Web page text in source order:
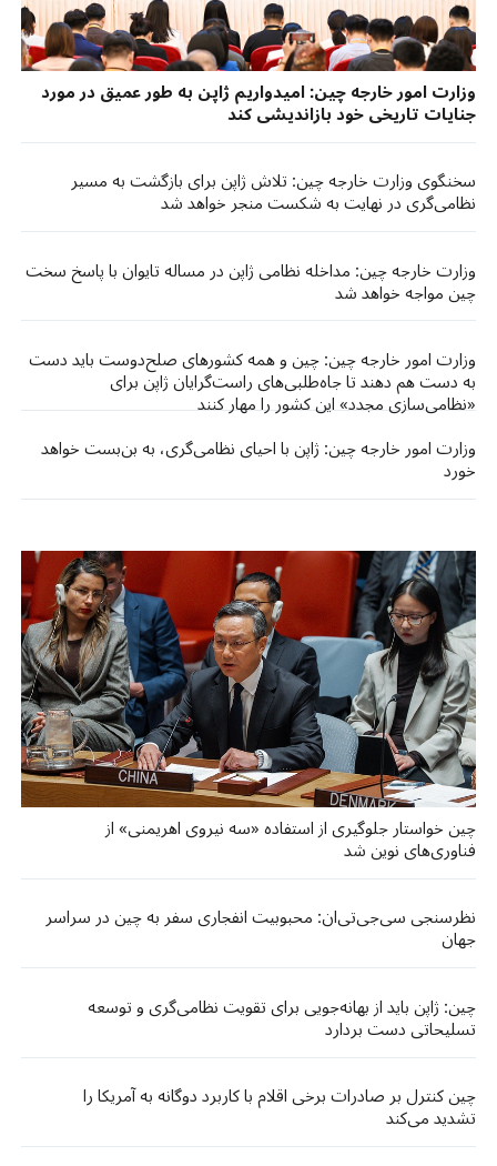
وزارت امور خارجه چین: امیدواریم ژاپن به طور عمیق در مورد
جنایات تاریخی خود بازاندیشی کند
سخنگوی وزارت خارجه چین: تلاش ژاپن برای بازگشت به مسیر
نظامی‌گری در نهایت به شکست منجر خواهد شد
وزارت خارجه چین: مداخله نظامی ژاپن در مساله تایوان با پاسخ سخت
چین مواجه خواهد شد
وزارت امور خارجه چین: چین و همه کشورهای صلح‌دوست باید دست
به دست هم دهند تا جاه‌طلبی‌های راست‌گرایان ژاپن برای
«نظامی‌سازی مجدد» این کشور را مهار کنند
وزارت امور خارجه چین: ژاپن با احیای نظامی‌گری، به بن‌‎بست خواهد
خورد
چین خواستار جلوگیری از استفاده «سه نیروی اهریمنی» از
فناوری‌های نوین شد
نظرسنجی سی‌جی‌تی‌ان: محبوبیت انفجاری سفر به چین در سراسر
جهان
چین: ژاپن باید از بهانه‌جویی برای تقویت نظامی‌گری و توسعه
تسلیحاتی دست بردارد
چین کنترل بر صادرات برخی اقلام با کاربرد دوگانه به آمریکا را
تشدید می‌کند